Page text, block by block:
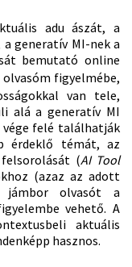
adu ászát, a
generatív MI-nek a
bemutató online
figyelmébe,
van tele,
alá a generatív MI
vége felé találhatják
érdeklő témát, az
(AI Tool
(azaz az adott
jámbor olvasót a
vehető. A
aktuális
hasznos.